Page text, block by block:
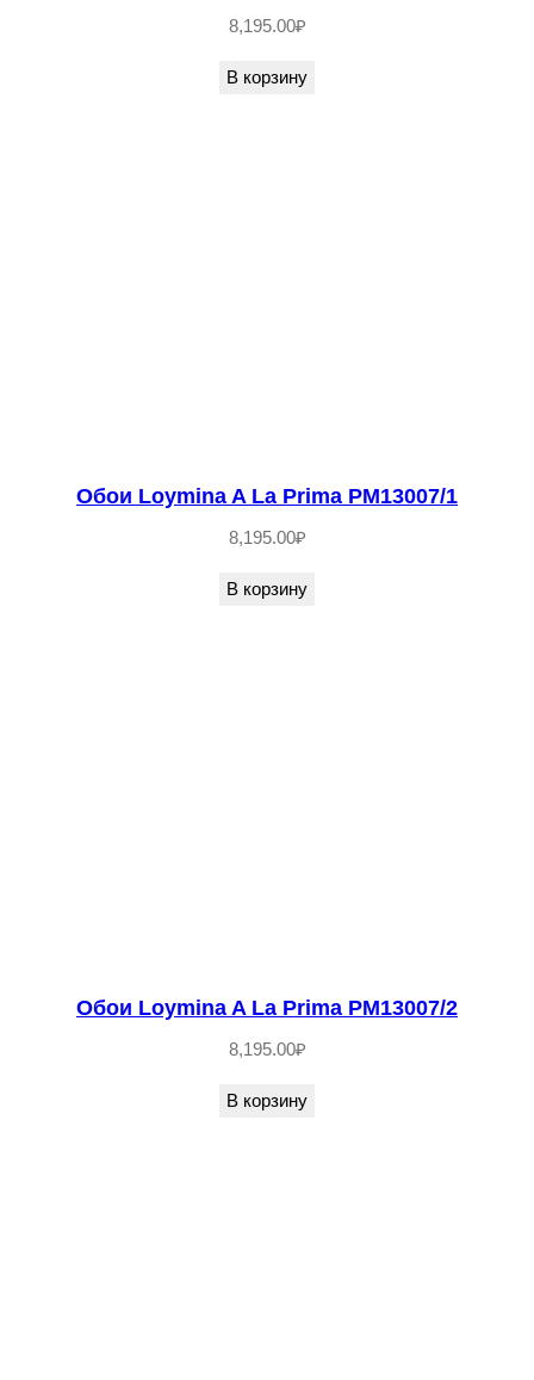
8,195.00₽
В корзину
Обои Loymina A La Prima PM13007/1
8,195.00₽
В корзину
Обои Loymina A La Prima PM13007/2
8,195.00₽
В корзину